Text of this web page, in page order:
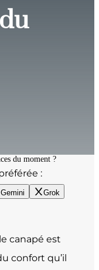
du moment ?
:
Gemini Grok
canapé est
confort qu’il